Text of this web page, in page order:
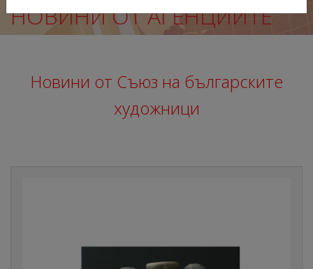
НОВИНИ ОТ АГЕНЦИИТЕ
Новини от Съюз на българските
художници